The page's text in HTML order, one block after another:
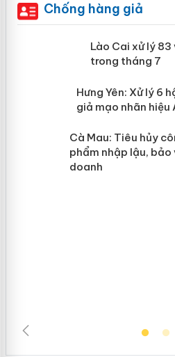
Chống hàng giả
Lào Cai xử lý
mại trong
Hưng Yên: Xử
hàng giả mạo